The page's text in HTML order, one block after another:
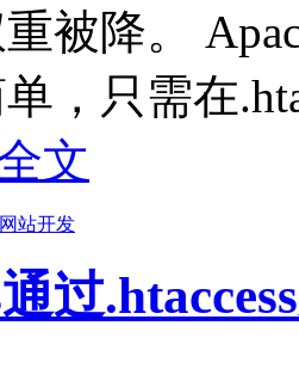
被降。
，只需在
文
网站开发
过